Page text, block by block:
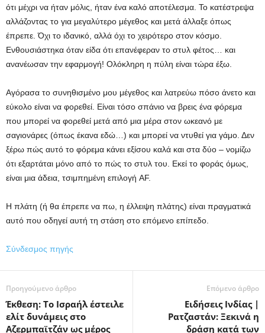
ότι μέχρι να ήταν μόλις, ήταν ένα καλό αποτέλεσμα. Το κατέστρεψα
αλλάζοντας το για μεγαλύτερο μέγεθος και μετά άλλαξε όπως
έπρεπε. Όχι το ιδανικό, αλλά όχι το χειρότερο στον κόσμο.
Ενθουσιάστηκα όταν είδα ότι επανέφεραν το στυλ φέτος… και
ανανέωσαν την εφαρμογή! Ολόκληρη η πύλη είναι τώρα έξω.
Αγόρασα το συνηθισμένο μου μέγεθος και λατρεύω πόσο άνετο και
εύκολο είναι να φορεθεί. Είναι τόσο σπάνιο να βρεις ένα φόρεμα
που μπορεί να φορεθεί μετά από μια μέρα στον ωκεανό με
σαγιονάρες (όπως έκανα εδώ…) και μπορεί να ντυθεί για γάμο. Δεν
ξέρω πώς αυτό το φόρεμα κάνει εξίσου καλά και στα δύο – νομίζω
ότι εξαρτάται μόνο από το πώς το στυλ του. Εκεί το φοράς όμως,
είναι μια άδεια, τσιμπημένη επιλογή AF.
Η πλάτη (ή θα έπρεπε να πω, η έλλειψη πλάτης) είναι πραγματικά
αυτό που οδηγεί αυτή τη στάση στο επόμενο επίπεδο.
Σύνδεσμος πηγής
Προηγούμενο άρθρο
Έκθεση: Το Ισραήλ έστειλε
ελίτ δυνάμεις στο
Αζερμπαϊτζάν ως μέρος
Επόμενο άρθρο
Ειδήσεις Ινδίας |
Ρατζαστάν: Ξεκινά η
δράση κατά των